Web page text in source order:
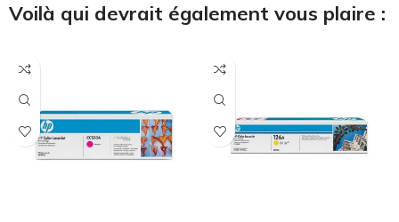
Voilà qui devrait également vous plaire :